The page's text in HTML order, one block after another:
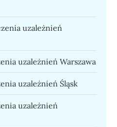
uzależnień
uzależnień Warszawa
uzależnień Śląsk
uzależnień